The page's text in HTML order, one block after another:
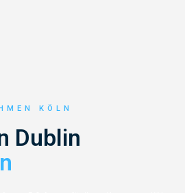
KÖLN
Dublin